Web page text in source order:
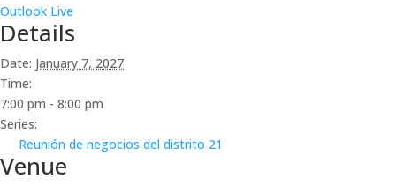
Outlook Live
Details
Date: January 7, 2027
Time:
7:00 pm - 8:00 pm
Series:
Reunión de negocios del distrito 21
Venue